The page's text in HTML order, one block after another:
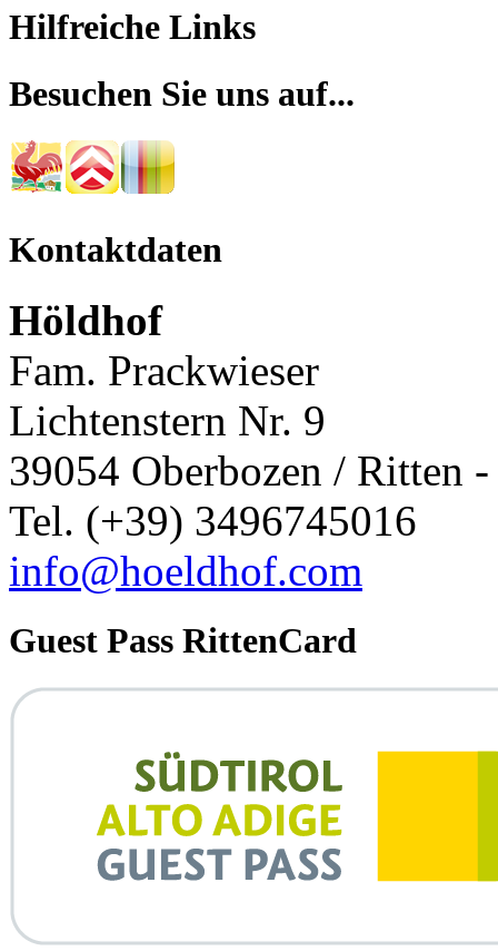
Hilfreiche Links
Besuchen Sie uns auf...
Kontaktdaten
Höldhof
Fam. Prackwieser
Lichtenstern Nr. 9
39054 Oberbozen / Ritten
Tel. (+39) 3496745016
info@hoeldhof.com
Guest Pass RittenCard